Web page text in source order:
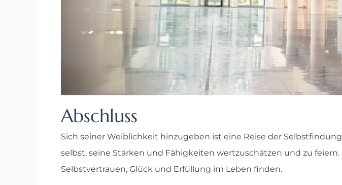
Abschluss
Sich seiner Weiblichkeit hinzugeben ist eine Reise der
selbst, seine Stärken und Fähigkeiten wertzuschätzen und zu
Selbstvertrauen, Glück und Erfüllung im Leben finden.